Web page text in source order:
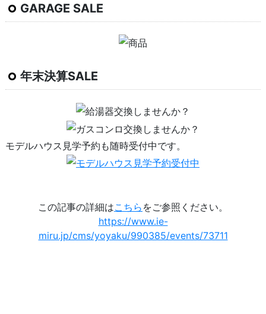
GARAGE SALE
年末決算SALE
モデルハウス見学予約も随時受付中です。
この記事の詳細はこちら をご参照ください。
https://www.ie-
miru.jp/cms/yoyaku/990385/events/73711